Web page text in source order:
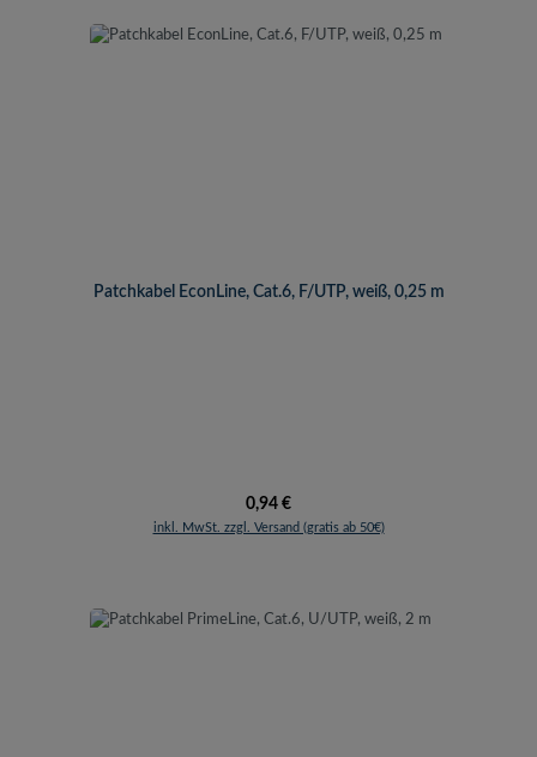
Patchkabel EconLine, Cat.6, F/UTP, weiß, 0,25 m
Regulärer Preis:
0,94 €
inkl. MwSt. zzgl. Versand (gratis ab 50€)